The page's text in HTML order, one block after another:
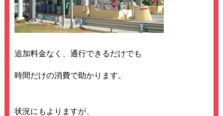
追加料金なく、通行できるだけでも
時間だけの消費で助かります。
状況にもよりますが、